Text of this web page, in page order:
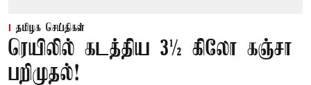
தமிழக செய்திகள்
ரெயிலில் கடத்திய 3½ கிலோ கஞ்சா
பறிமுதல்!